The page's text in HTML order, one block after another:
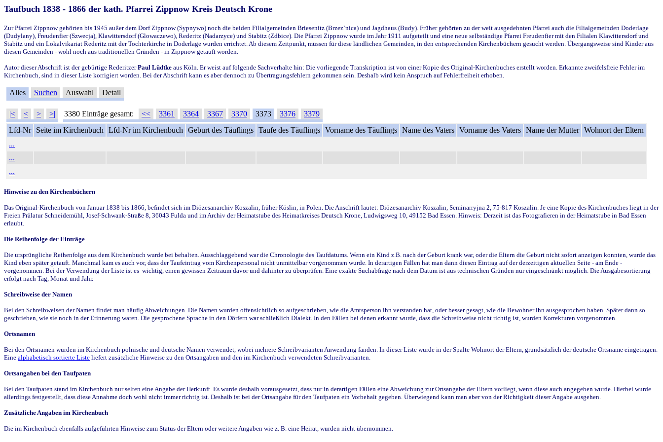
Taufbuch 1838 - 1866 der kath. Pfarrei Zippnow Kreis Deutsch Krone
Zur Pfarrei Zippnow gehörten bis 1945 außer dem Dorf Zippnow (Sypnywo) noch die beiden Filialgemeinden Briesenitz (Brzez`nica) und Jagdhaus (Budy). Früher gehörten zu der weit ausgedehnten Pfarrei auch die Filialgemeinden Doderlage
(Dudylany), Freudenfier (Szwecja), Klawittersdorf (Glowaczewo), Rederitz (Nadarzyce) und Stabitz (Zdbice). Die Pfarrei Zippnow wurde im Jahr 1911 aufgeteilt und eine neue selbständige Pfarrei Freudenfier mit den Filialen Klawittersdorf und
Stabitz und ein Lokalvikariat Rederitz mit der Tochterkirche in Doderlage wurden errichtet. Ab diesem Zeitpunkt, müssen für diese ländlichen Gemeinden, in den entsprechenden Kirchenbüchern gesucht werden. Übergangsweise sind Kinder aus
diesen Gemeinden - wohl noch aus traditionellen Gründen - in Zippnow getauft worden.
Autor dieser Abschrift ist der gebürtige RederitzerPaul Lüdtke aus Köln. Er weist auf folgende Sachverhalte hin: Die vorliegende Transkription ist von einer Kopie des Original-Kirchenbuches erstellt worden. Erkannte zweifelsfreie Fehler im
Kirchenbuch, sind in dieser Liste korrigiert worden. Bei der Abschrift kann es aber dennoch zu Übertragungsfehlern gekommen sein. Deshalb wird kein Anspruch auf Fehlerfreiheit erhoben.
Alles Suchen Auswahl Detail
|< < > >| 3380 Einträge gesamt: << 3361 3364 3367 3370 3373 3376
3379
Lfd-Nr
Seite im Kirchenbuch Lfd-Nr im Kirchenbuch Geburt des Täuflings Taufe des Täuflings Vorname des Täuflings Name des Vaters Vorname des Vaters Name der Mutter Wohnort der Eltern
...
...
...
Hinweise zu den Kirchenbüchern
Das Original-Kirchenbuch von Januar 1838 bis 1866, befindet sich im Diözesanarchiv Koszalin, früher Köslin, in Polen. Die Anschrift lautet: Diözesanarchiv Koszalin, Seminarryjna 2, 75-817 Koszalin. Je eine Kopie des Kirchenbuches liegt in der
Freien Prälatur Schneidemühl, Josef-Schwank-Straße 8, 36043 Fulda und im Archiv der Heimatstube des Heimatkreises Deutsch Krone, Ludwigsweg 10, 49152 Bad Essen. Hinweis: Derzeit ist das Fotografieren in der Heimatstube in Bad Essen
erlaubt.
Die Reihenfolge der Einträge
Die ursprüngliche Reihenfolge aus dem Kirchenbuch wurde bei behalten. Ausschlaggebend war die Chronologie des Taufdatums. Wenn ein Kind z.B. nach der Geburt krank war, oder die Eltern die Geburt nicht sofort anzeigen konnten, wurde das
Kind eben später getauft. Manchmal kam es auch vor, dass der Taufeintrag vom Kirchenpersonal nicht unmittelbar vorgenommen wurde. In derartigen Fällen hat man dann diesen Eintrag auf der derzeitigen aktuellen Seite - am Ende -
vorgenommen. Bei der Verwendung der Liste ist es wichtig, einen gewissen Zeitraum davor und dahinter zu überprüfen. Eine exakte Suchabfrage nach dem Datum ist aus technischen Gründen nur eingeschränkt möglich. Die Ausgabesortierung
erfolgt nach Tag, Monat und Jahr.
Schreibweise der Namen
Bei den Schreibweisen der Namen findet man häufig Abweichungen. Die Namen wurden offensichtlich so aufgeschrieben, wie die Amtsperson ihn verstanden hat, oder besser gesagt, wie die Bewohner ihn ausgesprochen haben. Später dann so
geschrieben, wie sie noch in der Erinnerung waren. Die gesprochene Sprache in den Dörfern war schließlich Dialekt. In den Fällen bei denen erkannt wurde, dass die Schreibweise nicht richtig ist, wurden Korrekturen vorgenommen.
Ortsnamen
Bei den Ortsnamen wurden im Kirchenbuch polnische und deutsche Namen verwendet, wobei mehrere Schreibvarianten Anwendung fanden. In dieser Liste wurde in der Spalte Wohnort der Eltern, grundsätzlich der deutsche Ortsname eingetragen.
Eine alphabetisch sortierte Liste liefert zusätzliche Hinweise zu den Ortsangaben und den im Kirchenbuch verwendeten Schreibvarianten.
Ortsangaben bei den Taufpaten
Bei den Taufpaten stand im Kirchenbuch nur selten eine Angabe der Herkunft. Es wurde deshalb vorausgesetzt, dass nur in derartigen Fällen eine Abweichung zur Ortsangabe der Eltern vorliegt, wenn diese auch angegeben wurde. Hierbei wurde
allerdings festgestellt, dass diese Annahme doch wohl nicht immer richtig ist. Deshalb ist bei der Ortsangabe für den Taufpaten ein Vorbehalt gegeben. Überwiegend kann man aber von der Richtigkeit dieser Angabe ausgehen.
Zusätzliche Angaben im Kirchenbuch
Die im Kirchenbuch ebenfalls aufgeführten Hinweise zum Status der Eltern oder weitere Angaben wie z. B. eine Heirat, wurden nicht übernommen.